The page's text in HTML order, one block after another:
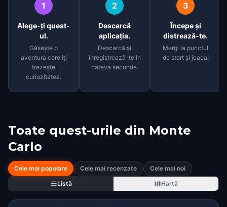
1
Alege-ți quest-
ul.
Găsește o
aventură care îți
trezește
curiozitatea.
2
Descarcă
aplicația.
Descarcă și
înregistrează-te în
câteva secunde.
3
Începe și
distrează-te.
Mergi la punctul
de start și joacă!
Toate quest-urile din Monte
Carlo
Cele mai populare Cele mai recenzate
Cele mai noi
Listă
Hartă